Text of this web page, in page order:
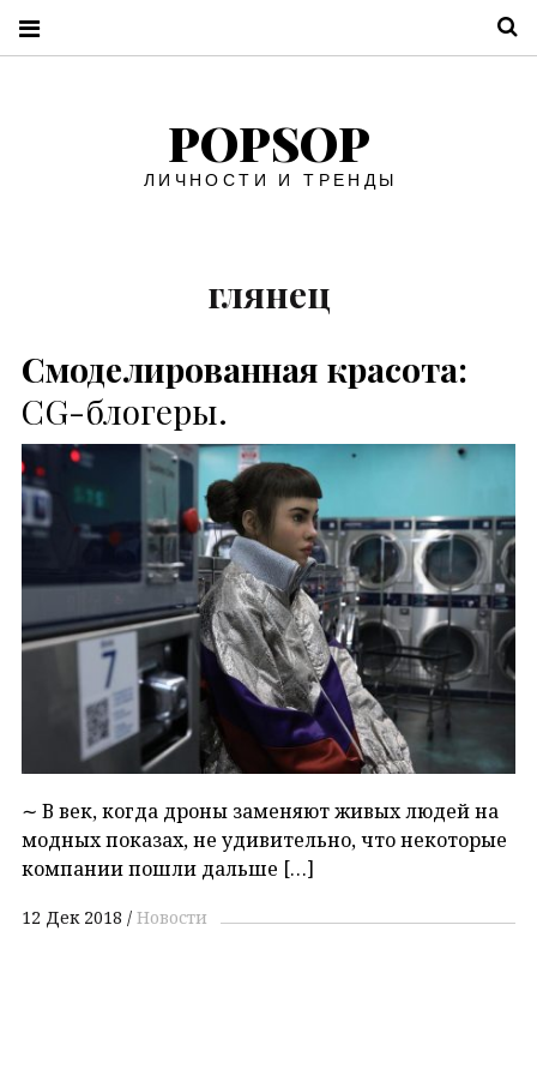
POPSOP
ЛИЧНОСТИ И ТРЕНДЫ
глянец
Смоделированная красота:
CG-блогеры.
∼ В век, когда дроны заменяют живых людей на
модных показах, не удивительно, что некоторые
компании пошли дальше […]
12 Дек 2018 Новости